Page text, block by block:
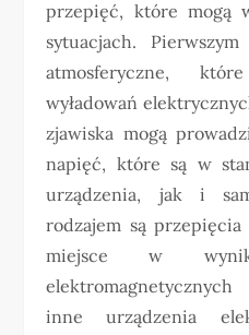
przepięć, które mogą
sytuacjach.
atmosferyczne,
wyładowań
zjawiska mogą
napięć, które są w
urządzenia, jak i
rodzajem są
miejsce w
inne urządzenia